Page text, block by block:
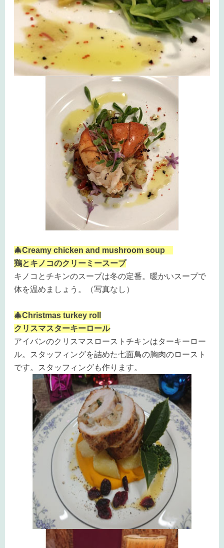
🎄Creamy chicken and mushroom soup
鶏とキノコのクリーミースープ
キノコとチキンのスープは冬の定番。暖かいスープで
体を温めましょう。
（写真なし）
🎄Christmas turkey roll
クリスマスターキーロール
アイバンのクリスマスローストチキンはターキーロー
ル。スタッフィングを詰めた七面鳥の胸肉のロースト
です。スタッフィングも作ります。